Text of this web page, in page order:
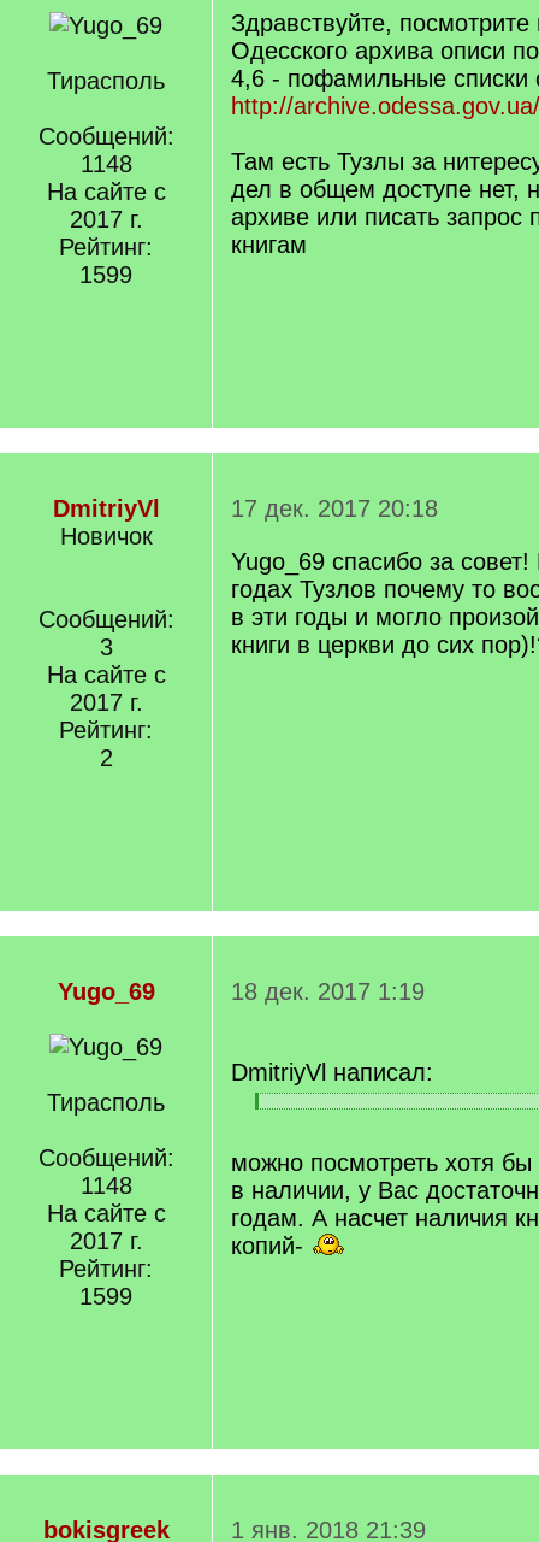
Тирасполь
Сообщений:
1148
На сайте с
2017 г.
Рейтинг:
1599
Здравствуйте,
Одесского архива описи
4,6 - пофамильные списки
http://
Там есть Тузлы за
дел в общем доступе нет,
архиве или писать
книгам
DmitriyVl
Новичок
Сообщений:
3
На сайте с
2017 г.
Рейтинг:
2
17 дек. 2017 20:18
Yugo_69 спасибо за
годах Тузлов почему то
в эти годы и могло
книги в церкви до сих
Yugo_69
Тирасполь
Сообщений:
1148
На сайте с
2017 г.
Рейтинг:
1599
18 дек. 2017 1:19
DmitriyVl написал:
[
]
[
q
]
можно посмотреть хотя бы
в наличии, у Вас
годам. А насчет наличия
копий-
bokisgreek 1 янв. 2018 21:39